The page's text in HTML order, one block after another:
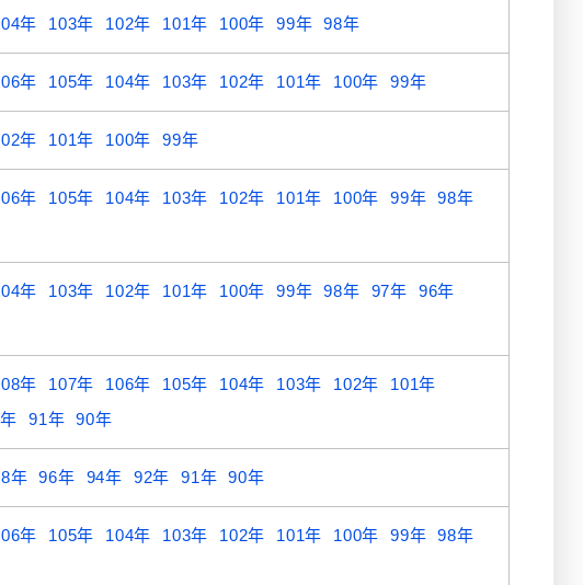
年 103年 102年 101年 100年 99年 98年
年 105年 104年 103年 102年 101年 100年 99年
年 101年 100年 99年
年 105年 104年 103年 102年 101年 100年 99年
98年
年 103年 102年 101年 100年 99年 98年 97年
96年
年 107年 106年 105年 104年 103年 102年
101年
91年 90年
年 96年 94年 92年 91年 90年
年 105年 104年 103年 102年 101年 100年 99年
98年